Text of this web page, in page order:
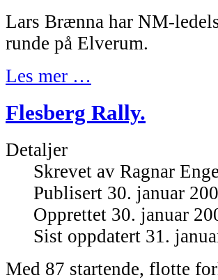
Lars Brænna har NM-
runde på Elverum.
Les mer …
Flesberg Rally.
Detaljer
Skrevet av Ragnar
Publisert 30. januar
Opprettet 30. januar
Sist oppdatert 31.
Med 87 startende, flotte